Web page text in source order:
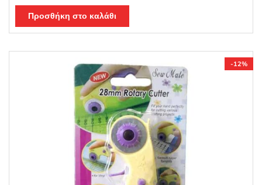
Βαθμολογή
θηκε με 5.00
από 5Προσθήκη στο καλάθι
-12%